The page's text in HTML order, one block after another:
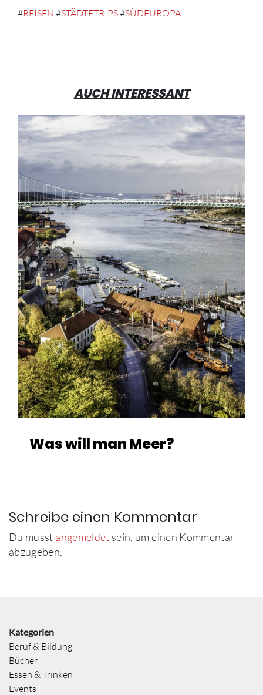
#REISEN #STÄDTETRIPS#SÜDEUROPA
AUCH INTERESSANT
Was will man Meer?
Schreibe einen Kommentar
Du musst angemeldet sein, um einen Kommentar
abzugeben.
Kategorien
Beruf & Bildung
Bücher
Essen & Trinken
Events